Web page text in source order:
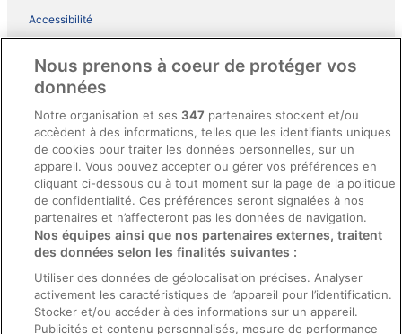
Accessibilité
Conditions générales du programme BONUS+ d’ebookers
Directives de contenu et signalement de contenus
Aide
Soutien
Annuler votre réservation d’hôtel ou de propriété de vacances
Échéances de remboursement
Utiliser un coupon ebookers
Nous prenons à coeur de protéger vos
données
Notre organisation et ses347 partenaires stockent et/ou
accèdent à des informations, telles que les identifiants uniques
de cookies pour traiter les données personnelles, sur un
appareil. Vous pouvez accepter ou gérer vos préférences en
cliquant ci-dessous ou à tout moment sur la page de la politique
de confidentialité. Ces préférences seront signalées à nos
partenaires et n’affecteront pas les données de navigation.
Nos équipes ainsi que nos partenaires externes, traitent
des données selon les finalités suivantes :
Utiliser des données de géolocalisation précises. Analyser
activement les caractéristiques de l’appareil pour l’identification.
Stocker et/ou accéder à des informations sur un appareil.
Publicités et contenu personnalisés, mesure de performance